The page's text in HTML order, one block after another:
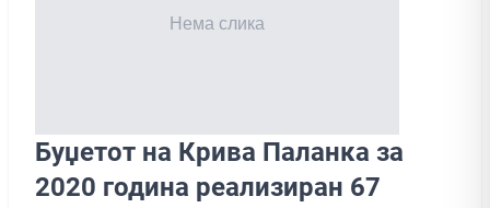
Буџетот на Крива Паланка за
2020 година реализиран 67